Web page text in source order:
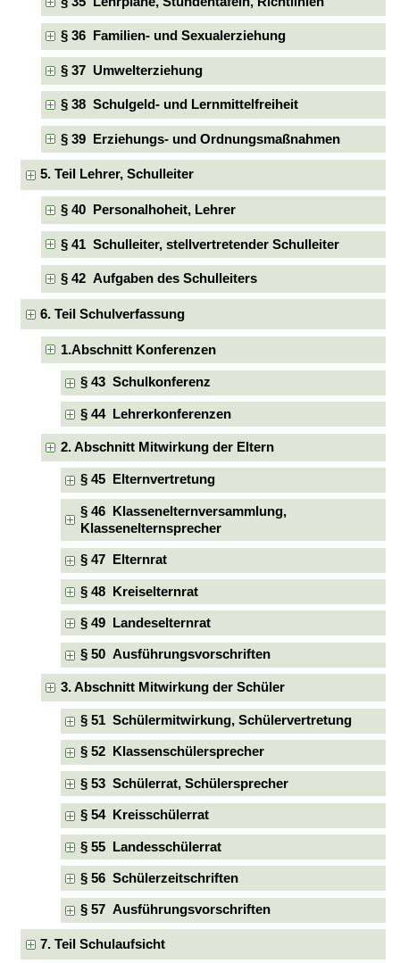
§ 36 Familien- und Sexualerziehung
§ 37 Umwelterziehung
§ 38 Schulgeld- und Lernmittelfreiheit
§ 39 Erziehungs- und Ordnungsmaßnahmen
5. Teil Lehrer, Schulleiter
§ 40 Personalhoheit, Lehrer
§ 41 Schulleiter, stellvertretender Schulleiter
§ 42 Aufgaben des Schulleiters
6. Teil Schulverfassung
1.Abschnitt Konferenzen
§ 43 Schulkonferenz
§ 44 Lehrerkonferenzen
2. Abschnitt Mitwirkung der Eltern
§ 45 Elternvertretung
§ 46 Klassenelternversammlung,
Klassenelternsprecher
§ 47 Elternrat
§ 48 Kreiselternrat
§ 49 Landeselternrat
§ 50 Ausführungsvorschriften
3. Abschnitt Mitwirkung der Schüler
§ 51 Schülermitwirkung, Schülervertretung
§ 52 Klassenschülersprecher
§ 53 Schülerrat, Schülersprecher
§ 54 Kreisschülerrat
§ 55 Landesschülerrat
§ 56 Schülerzeitschriften
§ 57 Ausführungsvorschriften
7. Teil Schulaufsicht